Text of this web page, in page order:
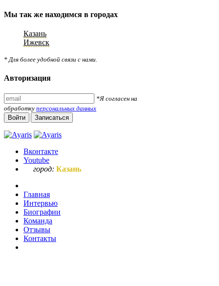
Мы так же находимся в городах
Казань
Ижевск
* Для более удобной связи с нами.
Авторизация
*Я согласен на
обработку персональных данных
Войти
Записаться
Вконтакте
Youtube
город: Казань
Главная
Интервью
Биографии
Команда
Отзывы
Контакты